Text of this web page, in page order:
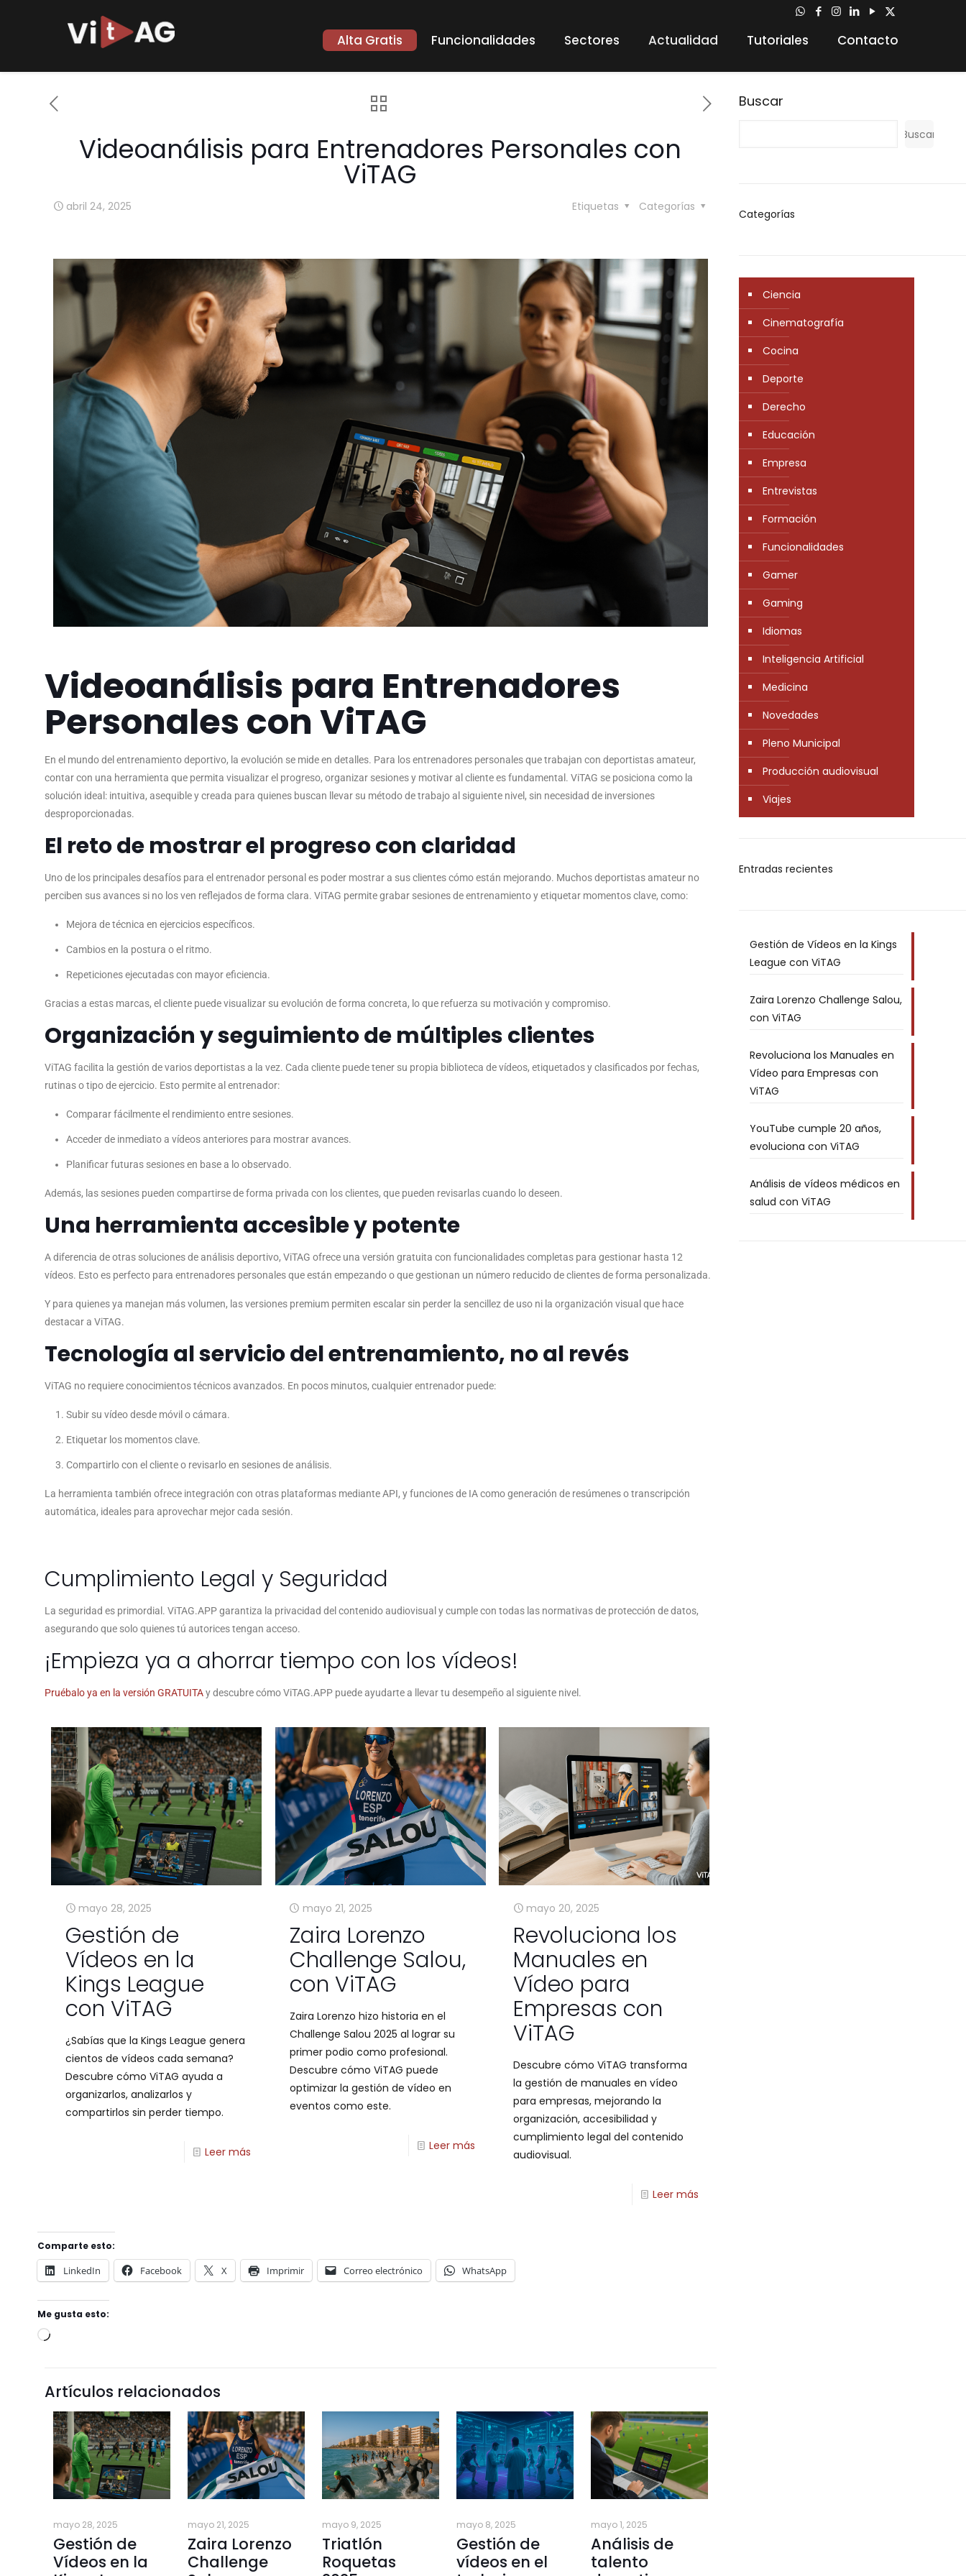
Alta Gratis Funcionalidades Sectores Actualidad Tutoriales Contacto
Videoanálisis para Entrenadores Personales con
ViTAG
abril 24, 2025 Categorías
Etiquetas
Videoanálisis para Entrenadores
Personales con ViTAG
En el mundo del entrenamiento deportivo, la evolución se mide en detalles. Para los entrenadores personales que trabajan con deportistas amateur,
contar con una herramienta que permita visualizar el progreso, organizar sesiones y motivar al cliente es fundamental. ViTAG se posiciona como la
solución ideal: intuitiva, asequible y creada para quienes buscan llevar su método de trabajo al siguiente nivel, sin necesidad de inversiones
desproporcionadas.
El reto de mostrar el progreso con claridad
Uno de los principales desafíos para el entrenador personal es poder mostrar a sus clientes cómo están mejorando. Muchos deportistas amateur no
perciben sus avances si no los ven reflejados de forma clara. ViTAG permite grabar sesiones de entrenamiento y etiquetar momentos clave, como:
Mejora de técnica en ejercicios específicos.
Cambios en la postura o el ritmo.
Repeticiones ejecutadas con mayor eficiencia.
Gracias a estas marcas, el cliente puede visualizar su evolución de forma concreta, lo que refuerza su motivación y compromiso.
Organización y seguimiento de múltiples clientes
ViTAG facilita la gestión de varios deportistas a la vez. Cada cliente puede tener su propia biblioteca de vídeos, etiquetados y clasificados por fechas,
rutinas o tipo de ejercicio. Esto permite al entrenador:
Comparar fácilmente el rendimiento entre sesiones.
Acceder de inmediato a vídeos anteriores para mostrar avances.
Planificar futuras sesiones en base a lo observado.
Además, las sesiones pueden compartirse de forma privada con los clientes, que pueden revisarlas cuando lo deseen.
Una herramienta accesible y potente
A diferencia de otras soluciones de análisis deportivo, ViTAG ofrece una versión gratuita con funcionalidades completas para gestionar hasta 12
vídeos. Esto es perfecto para entrenadores personales que están empezando o que gestionan un número reducido de clientes de forma personalizada.
Y para quienes ya manejan más volumen, las versiones premium permiten escalar sin perder la sencillez de uso ni la organización visual que hace
destacar a ViTAG.
Tecnología al servicio del entrenamiento, no al revés
ViTAG no requiere conocimientos técnicos avanzados. En pocos minutos, cualquier entrenador puede:
Subir su vídeo desde móvil o cámara.
Etiquetar los momentos clave.
Compartirlo con el cliente o revisarlo en sesiones de análisis.
La herramienta también ofrece integración con otras plataformas mediante API, y funciones de IA como generación de resúmenes o transcripción
automática, ideales para aprovechar mejor cada sesión.
Cumplimiento Legal y Seguridad
La seguridad es primordial. ViTAG.APP garantiza la privacidad del contenido audiovisual y cumple con todas las normativas de protección de datos,
asegurando que solo quienes tú autorices tengan acceso.
¡Empieza ya a ahorrar tiempo con los vídeos!
Pruébalo ya en la versión GRATUITAy descubre cómo ViTAG.APP puede ayudarte a llevar tu desempeño al siguiente nivel.
mayo 28, 2025
Gestión de
Vídeos en la
Kings League
con ViTAG
¿Sabías que la Kings League genera
cientos de vídeos cada semana?
Descubre cómo ViTAG ayuda a
organizarlos, analizarlos y
compartirlos sin perder tiempo.
Leer más
mayo 21, 2025
Zaira Lorenzo
Challenge Salou,
con ViTAG
Zaira Lorenzo hizo historia en el
Challenge Salou 2025 al lograr su
primer podio como profesional.
Descubre cómo ViTAG puede
optimizar la gestión de vídeo en
eventos como este.
Leer más
mayo 20, 2025
Revoluciona los
Manuales en
Vídeo para
Empresas con
ViTAG
Descubre cómo ViTAG transforma
la gestión de manuales en vídeo
para empresas, mejorando la
organización, accesibilidad y
cumplimiento legal del contenido
audiovisual.
Leer más
Comparte esto:
LinkedIn Facebook X Imprimir Correo electrónico WhatsApp
Me gusta esto:
Artículos relacionados
mayo 28, 2025
Gestión de
Vídeos en la
mayo 21, 2025
Zaira Lorenzo
Challenge
mayo 9, 2025
Triatlón
Roquetas
mayo 8, 2025
Gestión de
vídeos en el
mayo 1, 2025
Análisis de
talento
Buscar
Buscar
Categorías
Ciencia
Cinematografía
Cocina
Deporte
Derecho
Educación
Empresa
Entrevistas
Formación
Funcionalidades
Gamer
Gaming
Idiomas
Inteligencia Artificial
Medicina
Novedades
Pleno Municipal
Producción audiovisual
Viajes
Entradas recientes
Gestión de Vídeos en la Kings
League con ViTAG
Zaira Lorenzo Challenge Salou,
con ViTAG
Revoluciona los Manuales en
Vídeo para Empresas con
ViTAG
YouTube cumple 20 años,
evoluciona con ViTAG
Análisis de vídeos médicos en
salud con ViTAG